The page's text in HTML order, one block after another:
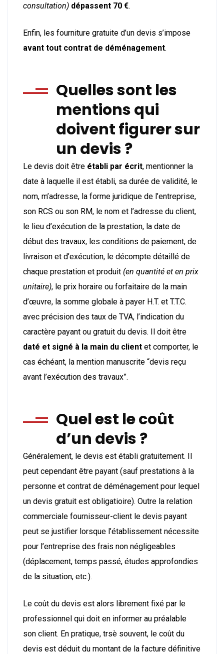
consultation) dépassent 70 €.
Enfin, les fourniture gratuite d’un devis s’impose
avant tout contrat de déménagement.
Quelles sont les
mentions qui
doivent figurer sur
un devis ?
Le devis doit être établi par écrit, mentionner la
date à laquelle il est établi, sa durée de validité, le
nom, m’adresse, la forme juridique de l’entreprise,
son RCS ou son RM, le nom et l’adresse du client,
le lieu d’exécution de la prestation, la date de
début des travaux, les conditions de paiement, de
livraison et d’exécution, le décompte détaillé de
chaque prestation et produit (en quantité et en prix
unitaire), le prix horaire ou forfaitaire de la main
d’œuvre, la somme globale à payer H.T. et T.T.C.
avec précision des taux de TVA, l’indication du
caractère payant ou gratuit du devis. Il doit être
daté et signé à la main du client et comporter, le
cas échéant, la mention manuscrite “devis reçu
avant l’exécution des travaux”.
Quel est le coût
d’un devis ?
Généralement, le devis est établi gratuitement. Il
peut cependant être payant (sauf prestations à la
personne et contrat de déménagement pour lequel
un devis gratuit est obligatioire). Outre la relation
commerciale fournisseur-client le devis payant
peut se justifier lorsque l’établissement nécessite
pour l’entreprise des frais non négligeables
(déplacement, temps passé, études approfondies
de la situation, etc.).
Le coût du devis est alors librement fixé par le
professionnel qui doit en informer au préalable
son client. En pratique, trsè souvent, le coût du
devis est déduit du montant de la facture définitive